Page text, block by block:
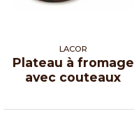
LACOR
Plateau à fromage
avec couteaux